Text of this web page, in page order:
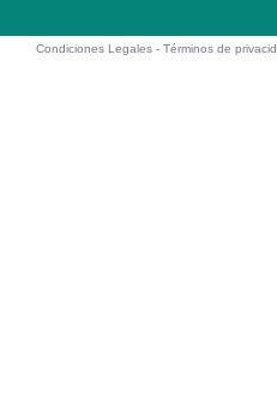
Condiciones Legales -Términos de